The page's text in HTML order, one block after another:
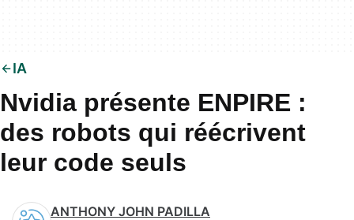
IA
Nvidia présente ENPIRE :
des robots qui réécrivent
leur code seuls
ANTHONY JOHN PADILLA